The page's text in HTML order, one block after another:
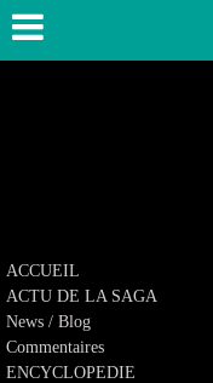
ACCUEIL
ACTU DE LA SAGA
News / Blog
Commentaires
ENCYCLOPEDIE